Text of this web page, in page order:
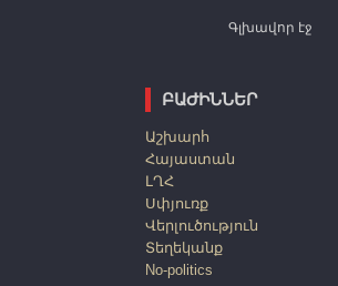
Գլխավոր էջ
ԲԱԺԻՆՆԵՐ
Աշխարհ
Հայաստան
ԼՂՀ
Սփյուռք
Վերլուծություն
Տեղեկանք
No-politics